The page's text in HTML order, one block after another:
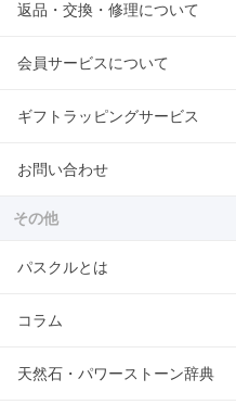
返品・交換・修理について
会員サービスについて
ギフトラッピングサービス
お問い合わせ
その他
パスクルとは
コラム
天然石・パワーストーン辞典